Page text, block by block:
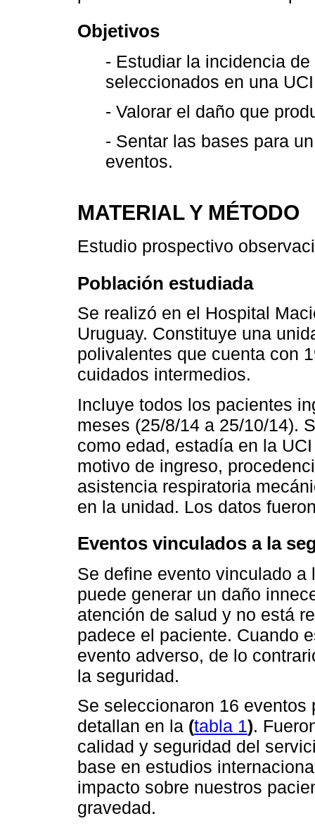
Objetivos
- Estudiar la incidencia
seleccionados en una
- Valorar el daño que
- Sentar las bases para
eventos.
MATERIAL Y MÉTODO
Estudio prospectivo
Población estudiada
Se realizó en el Hospital
Uruguay. Constituye una
polivalentes que cuenta con
cuidados intermedios.
Incluye todos los pacientes
meses (25/8/14 a 25/10/14).
como edad, estadía en la
motivo de ingreso,
asistencia respiratoria
en la unidad. Los datos
Eventos vinculados a la
Se define evento vinculado
puede generar un daño
atención de salud y no está
padece el paciente. Cuando
evento adverso, de lo
la seguridad.
Se seleccionaron 16
detallan en la (tabla 1).
calidad y seguridad del
base en estudios
impacto sobre nuestros
gravedad.